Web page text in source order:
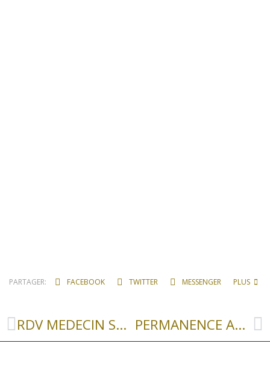
PARTAGER: FACEBOOK TWITTER MESSENGER PLUS
RDV MEDECIN SOLIDAIRE PERMANENCE AVEYRON INGENIERIE